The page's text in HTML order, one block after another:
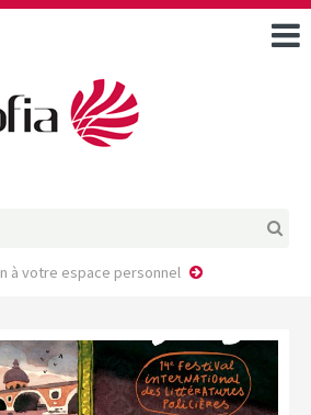
DOSSIERS DE DEMANDE
FAIRE UNE DEMANDE D’AIDE
MODÈLE D’ACCORD DE
à votre espace personnel